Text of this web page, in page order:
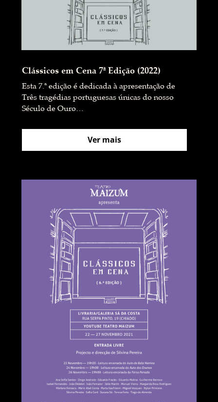
Clássicos em Cena 7ª Edição (2022)
Esta 7.ª edição é dedicada à apresentação de
Três tragédias portuguesas únicas do nosso
Século de Ouro…
Ver mais